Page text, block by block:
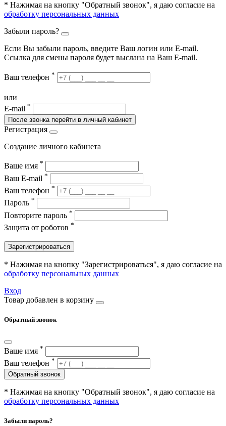
* Нажимая на кнопку "Обратный звонок", я даю согласие на
обработку персональных данных
Забыли пароль?
Если Вы забыли пароль, введите Ваш логин или Е-mail.
Ссылка для смены пароля будет выслана на Ваш E-mail.
Ваш телефон *
или
E-mail *
После звонка перейти в личный кабинет
Регистрация
Создание личного кабинета
Ваше имя *
Ваш E-mail *
Ваш телефон *
Пароль *
Повторите пароль *
Защита от роботов *
Зарегистрироваться
* Нажимая на кнопку "Зарегистрироваться", я даю согласие на
обработку персональных данных
Вход
Товар добавлен в корзину
Обратный звонок
Ваше имя *
Ваш телефон *
Обратный звонок
* Нажимая на кнопку "Обратный звонок", я даю согласие на
обработку персональных данных
Забыли пароль?